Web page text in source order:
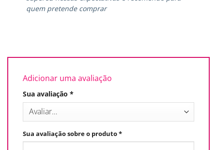
quem pretende comprar
Adicionar uma avaliação
Sua avaliação *
Sua avaliação sobre o produto*